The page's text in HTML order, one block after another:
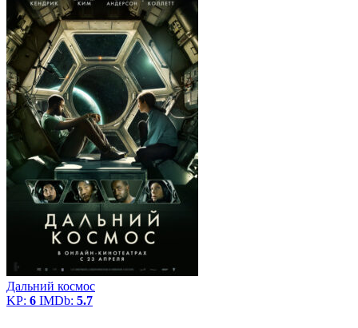
Дальний космос
KP: 6 IMDb: 5.7